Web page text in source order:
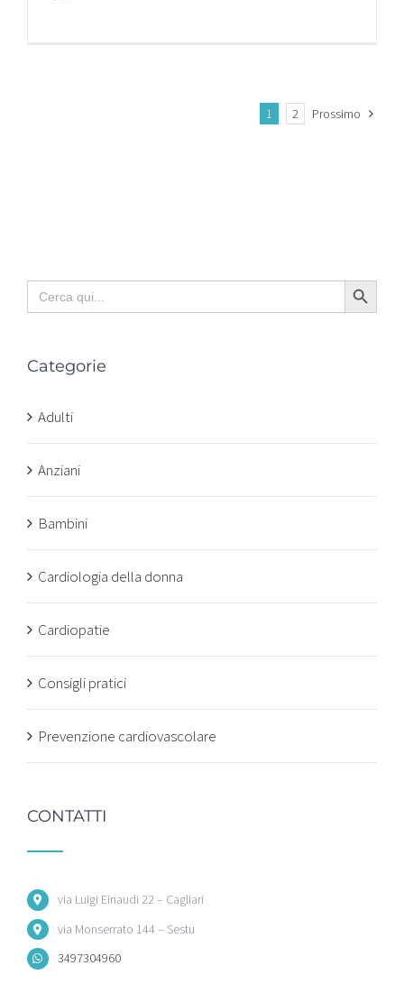
1 2 Prossimo
Search
for:
Search Button
Categorie
Adulti
Anziani
Bambini
Cardiologia della donna
Cardiopatie
Consigli pratici
Prevenzione cardiovascolare
CONTATTI
via Luigi Einaudi 22 – Cagliari
via Monserrato 144 – Sestu
3497304960